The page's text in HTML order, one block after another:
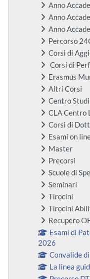
Anno
Anno
Anno
Percorso
Corsi di
Corsi di
Erasmus
Altri Corsi
Centro Studi
CLA Centro
Corsi di
Esami on
Master
Precorsi
Scuole di
Seminari
Tirocini
Tirocini
Recupero
Esami di
2026
Convalide
La linea